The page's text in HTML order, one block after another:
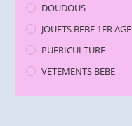
DOUDOUS
JOUETS BEBE 1ER AGE
PUERICULTURE
VETEMENTS BEBE